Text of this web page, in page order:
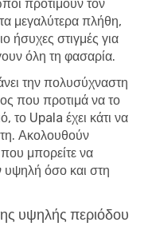
προτιμούν τον
μεγαλύτερα πλήθη,
ήσυχες στιγμές για
όλη τη φασαρία.
την πολυσύχναστη
που προτιμά να το
το Upala έχει κάτι να
Ακολουθούν
που μπορείτε να
όσο και στη
υψηλής περιόδου